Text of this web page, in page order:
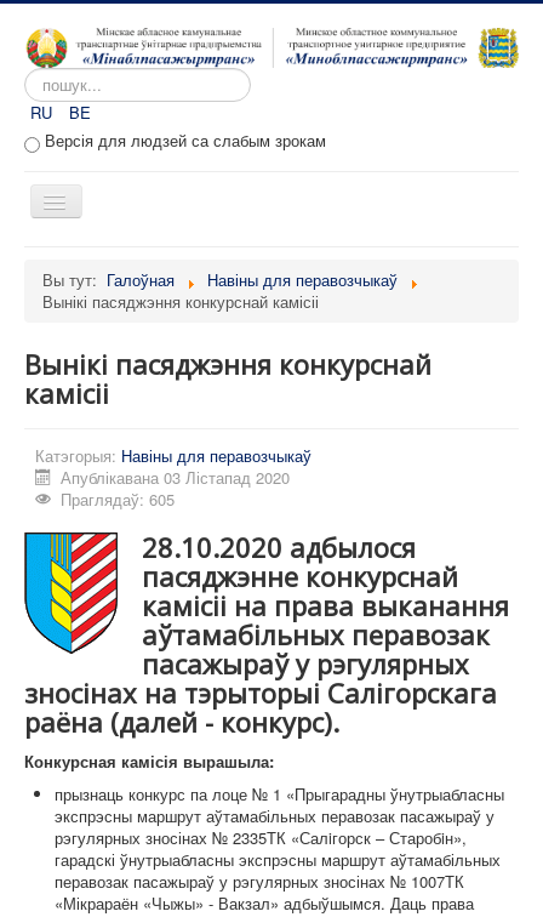
Пошук...
RU
BE
Версія для людзей са слабым зрокам
Toggle
Аб прадпрыемстве
Звароты
Расклад руху
Партал перавозчыкаў
Карта сайта
Вы тут: Галоўная
Навіны для перавозчыкаў
Вынікі пасяджэння конкурснай камісіі
Вынікі пасяджэння конкурснай
камісіі
Катэгорыя: Навіны для перавозчыкаў
Апублікавана 03 Лістапад 2020
Праглядаў: 605
28.10.2020 адбылося
пасяджэнне конкурснай
камісіі на права выканання
аўтамабільных перавозак
пасажыраў у рэгулярных
зносінах на тэрыторыі Салiгорскага
раёна (далей - конкурс).
Конкурсная камісія вырашыла:
прызнаць конкурс па лоце № 1 «Прыгарадны ўнутрыабласны
экспрэсны маршрут аўтамабільных перавозак пасажыраў у
рэгулярных зносінах № 2335ТК «Салiгорск – Старобiн»,
гарадскі ўнутрыабласны экспрэсны маршрут аўтамабільных
перавозак пасажыраў у рэгулярных зносінах № 1007ТК
«Мікрараён «Чыжы» - Вакзал» адбыўшымся. Даць права